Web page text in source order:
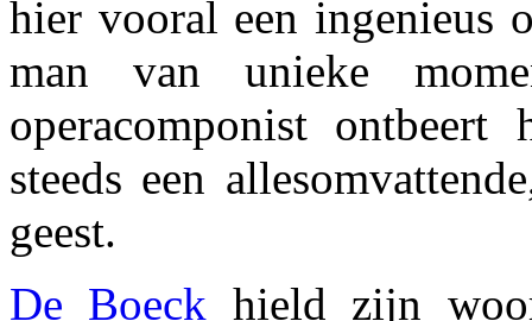
hier vooral een ingenieus
man van unieke
operacomponist
steeds een
geest.
De Boeck hield zijn